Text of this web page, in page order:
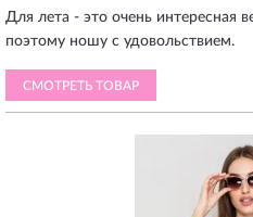
Для лета - это очень интересная
поэтому ношу с удовольствием.
СМОТРЕТЬ ТОВАР